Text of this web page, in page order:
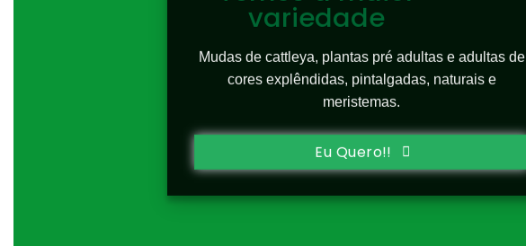
variedade
Mudas de cattleya, plantas pré adultas e adultas de
cores explêndidas, pintalgadas, naturais e
meristemas.
Eu Quero!!